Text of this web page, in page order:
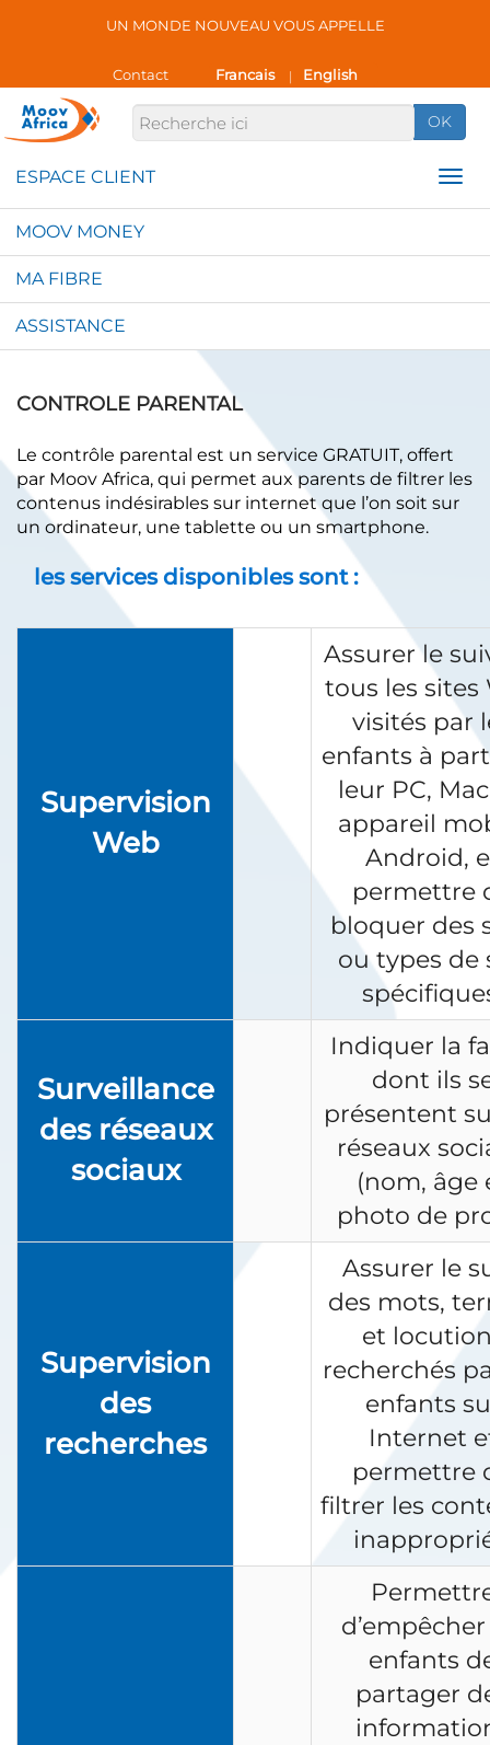
UN MONDE NOUVEAU VOUS APPELLE
Contact Francais | English
OK
MOOV MONEY
MA FIBRE
ASSISTANCE
CONTROLE PARENTAL
Le contrôle parental est un service GRATUIT, offert
par Moov Africa​​, qui permet aux parents de filtrer les
contenus indésirables sur internet que l’on soit sur
un ordinateur, une tablette ou un smartphone.
les services disponibles sont :
Supervision
Web
Assurer le
tous les sites
visités par
enfants à
leur PC,
appareil
Android,
permettre
bloquer des
ou types de
Surveillance
des réseaux
sociaux
Indiquer la
dont ils
présentent
réseaux
(nom, âge
photo de
Supervision
des
recherches
Assurer le
des mots,
et
recherchés
enfants
Internet
permettre
filtrer les
enfants
partager